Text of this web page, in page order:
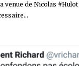
venue de Nicolas